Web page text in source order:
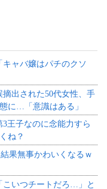
ャバ嬢はパチのクソ
出された50代女性、手
に…「意識はある」
王子なのに念能力すら
ね？
果無事かわいくなるｗ
こいつチートだろ…」と